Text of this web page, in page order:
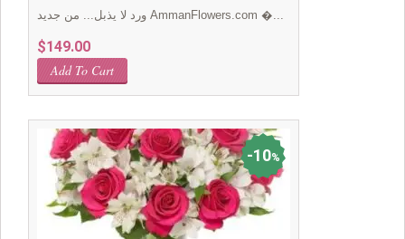
ورد لا يذبل... من جديد AmmanFlowers.com �...
$149.00
Add To Cart
10%